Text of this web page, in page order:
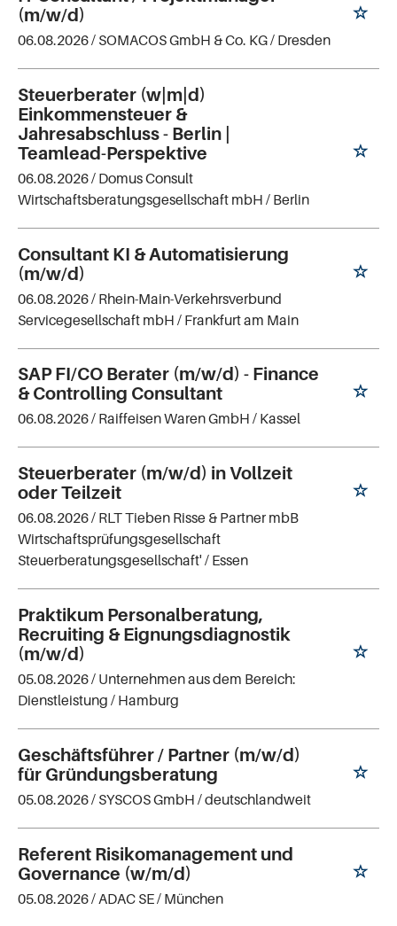
(m/w/d)
06.08.2026 / SOMACOS GmbH & Co. KG/ Dresden
Steuerberater (w|m|d)
Einkommensteuer &
Jahresabschluss - Berlin |
Teamlead-Perspektive
06.08.2026 / Domus Consult
Wirtschaftsberatungsgesellschaft mbH / Berlin
Consultant KI & Automatisierung
(m/w/d)
06.08.2026 / Rhein-Main-Verkehrsverbund
Servicegesellschaft mbH / Frankfurt am Main
SAP FI/CO Berater (m/w/d) - Finance
& Controlling Consultant
06.08.2026 / Raiffeisen Waren GmbH / Kassel
Steuerberater (m/w/d) in Vollzeit
oder Teilzeit
06.08.2026 / RLT Tieben Risse & Partner mbB
Wirtschaftsprüfungsgesellschaft
Steuerberatungsgesellschaft' / Essen
Praktikum Personalberatung,
Recruiting & Eignungsdiagnostik
(m/w/d)
05.08.2026 / Unternehmen aus dem Bereich:
Dienstleistung / Hamburg
Geschäftsführer / Partner (m/w/d)
für Gründungsberatung
05.08.2026 / SYSCOS GmbH / deutschlandweit
Referent Risikomanagement und
Governance (w/m/d)
05.08.2026 /ADAC SE/ München